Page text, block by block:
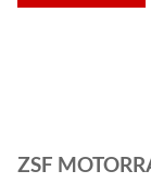
ZSF